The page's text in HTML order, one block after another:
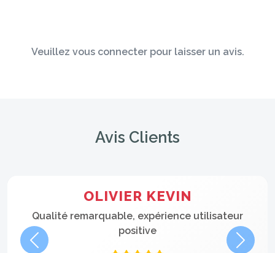
Veuillez vous connecter pour laisser un avis.
Avis Clients
OLIVIER KEVIN
Qualité remarquable, expérience utilisateur
positive
Précédent